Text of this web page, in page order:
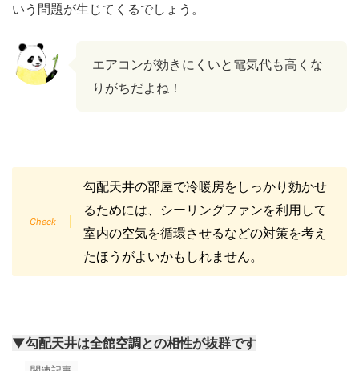
いう問題が生じてくるでしょう。
エアコンが効きにくいと電気代も高くな
りがちだよね！
勾配天井の部屋で冷暖房をしっかり効かせ
るためには、シーリングファンを利用して
室内の空気を循環させるなどの対策を考え
たほうがよいかもしれません。
▼勾配天井は全館空調との相性が抜群です